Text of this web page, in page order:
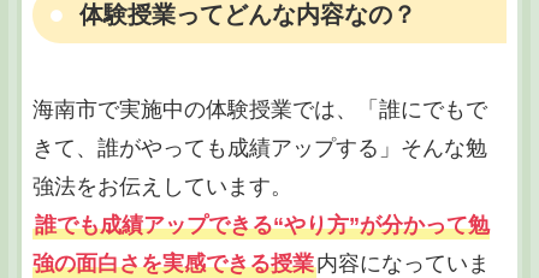
体験授業ってどんな内容なの？
海南市で実施中の体験授業では、「誰にでもで
きて、誰がやっても成績アップする」そんな勉
強法をお伝えしています。
誰でも成績アップできる“やり方”が分かって勉
強の面白さを実感できる授業内容になっていま